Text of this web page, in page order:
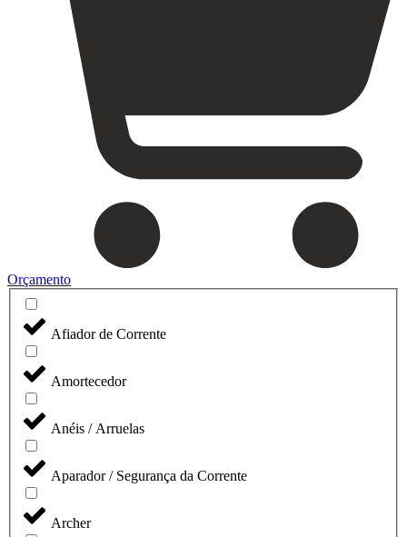
Orçamento
Afiador de Corrente
Amortecedor
Anéis / Arruelas
Aparador / Segurança da Corrente
Archer